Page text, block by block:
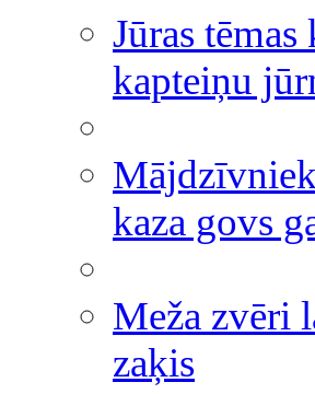
Jūras
kapteiņu
kaza govs
Meža zvēri
zaķis